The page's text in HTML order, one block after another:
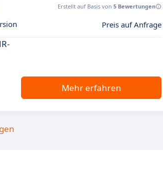
Erstellt auf Basis von 5 Bewertungen
Preis auf Anfrage
Mehr erfahren